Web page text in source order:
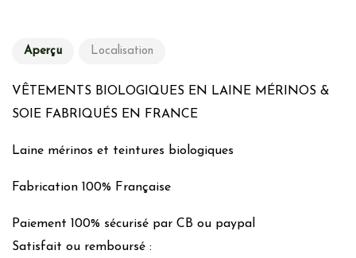
Aperçu Localisation
VÊTEMENTS BIOLOGIQUES EN LAINE MÉRINOS &
SOIE FABRIQUÉS EN FRANCE
Laine mérinos et teintures biologiques
Fabrication 100% Française
Paiement 100% sécurisé par CB ou paypal
Satisfait ou remboursé :